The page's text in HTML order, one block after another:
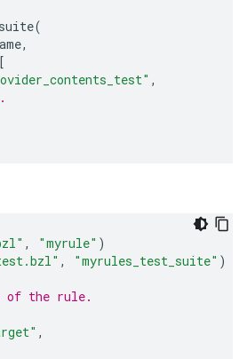
(
,
[
,
, "myrule" )
, "myrules_test_suite" )
of the rule.
,